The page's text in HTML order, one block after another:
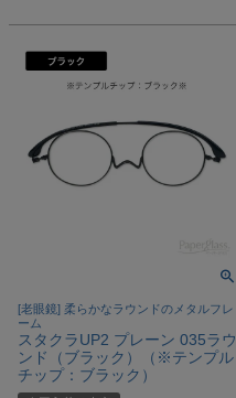
[老眼鏡] 柔らかなラウンドのメタルフレ
ーム
スタクラUP2 プレーン 035ラウ
ンド（ブラック）（※テンプル
チップ：ブラック）